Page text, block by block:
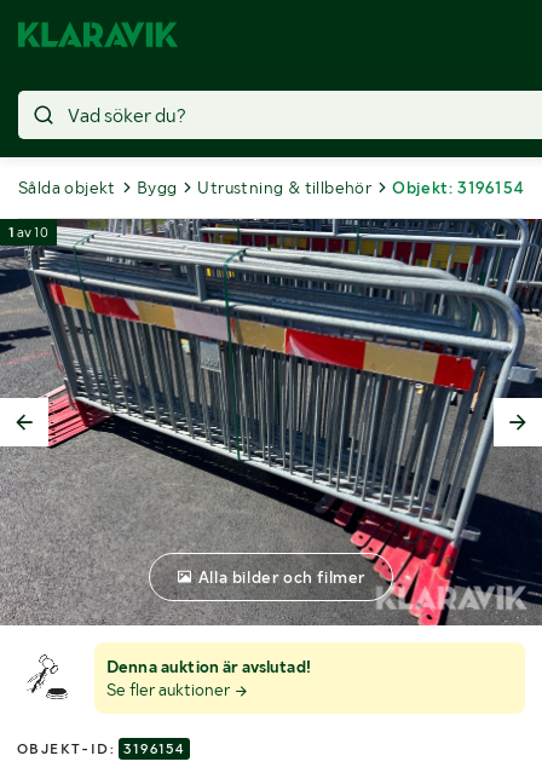
Sålda objekt Bygg Utrustning & tillbehör Objekt: 3196154
Denna auktion är avslutad!
Se fler auktioner
OBJEKT-ID: 3196154
1 av10
Alla bilder och filmer